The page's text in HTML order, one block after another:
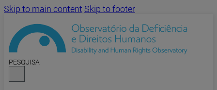
Skip to main content Skip to footer
PESQUISA